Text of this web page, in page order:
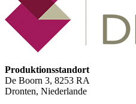
Produktionsstandort
De Boorn 3, 8253 RA
Dronten, Niederlande